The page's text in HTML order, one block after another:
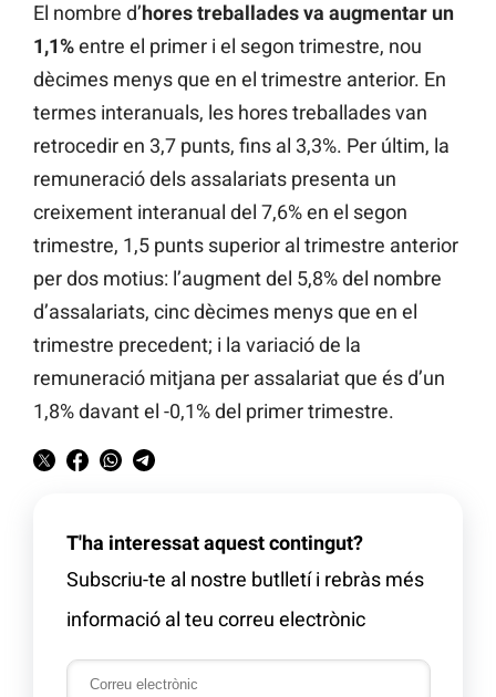
El nombre d’hores treballades va augmentar un
1,1%entre el primer i el segon trimestre, nou
dècimes menys que en el trimestre anterior. En
termes interanuals, les hores treballades van
retrocedir en 3,7 punts, fins al 3,3%. Per últim, la
remuneració dels assalariats presenta un
creixement interanual del 7,6% en el segon
trimestre, 1,5 punts superior al trimestre anterior
per dos motius: l’augment del 5,8% del nombre
d’assalariats, cinc dècimes menys que en el
trimestre precedent; i la variació de la
remuneració mitjana per assalariat que és d’un
1,8% davant el -0,1% del primer trimestre.
T'ha interessat aquest contingut?
Subscriu-te al nostre butlletí i rebràs més
informació al teu correu electrònic